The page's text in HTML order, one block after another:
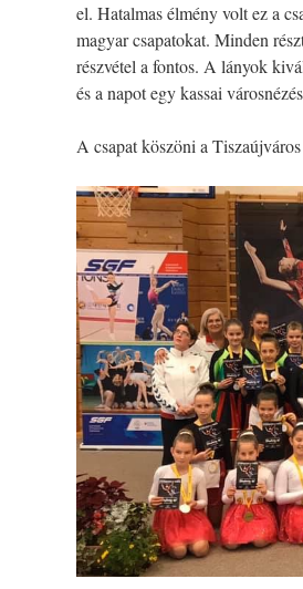
el. Hatalmas élmény volt ez a
magyar csapatokat. Minden
részvétel a fontos. A lányok
és a napot egy kassai
A csapat köszöni a